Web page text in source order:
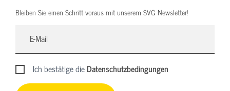
Bleiben Sie einen Schritt voraus mit unserem SVG Newsletter!
Ich bestätige dieDatenschutzbedingungen